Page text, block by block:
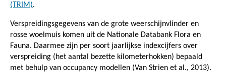
(TRIM).
Verspreidingsgegevens van de grote weerschijnvlinder en
rosse woelmuis komen uit de Nationale Databank Flora en
Fauna. Daarmee zijn per soort jaarlijkse indexcijfers over
verspreiding (het aantal bezette kilometerhokken) bepaald
met behulp van occupancy modellen (Van Strien et al., 2013).